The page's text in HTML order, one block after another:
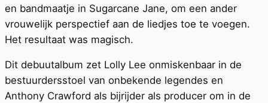
en bandmaatje in Sugarcane Jane, om een ​​ander
vrouwelijk perspectief aan de liedjes toe te voegen.
Het resultaat was magisch.
Dit debuutalbum zet Lolly Lee onmiskenbaar in de
bestuurdersstoel van onbekende legendes en
Anthony Crawford als bijrijder als producer om in de